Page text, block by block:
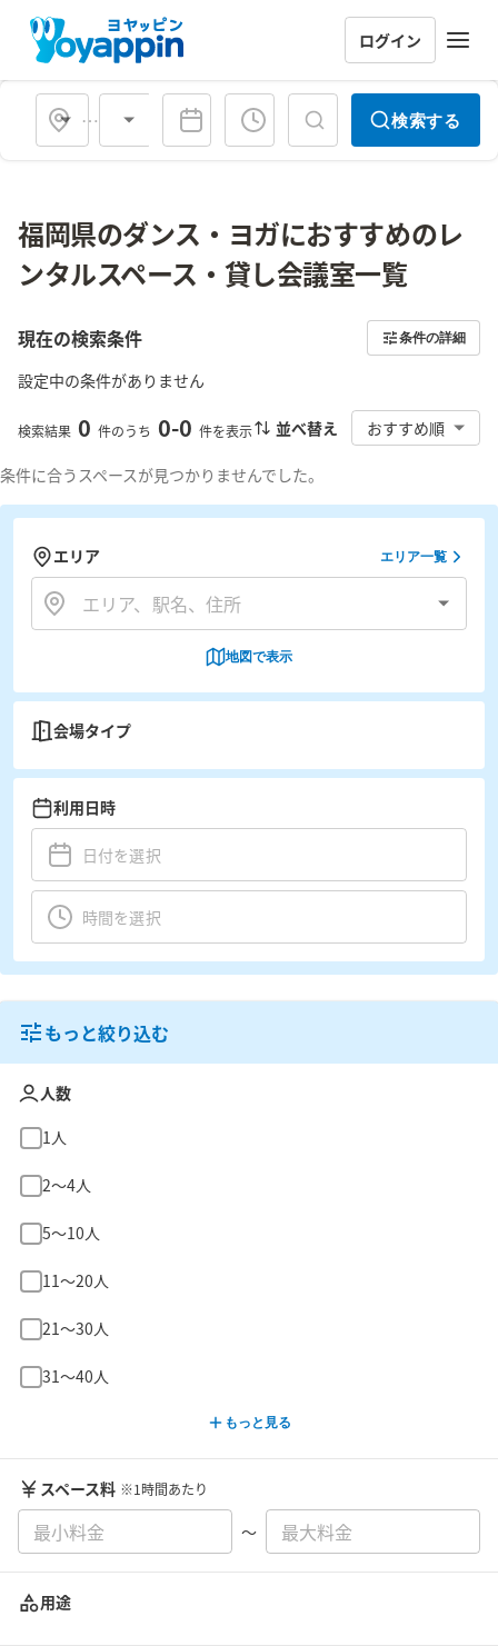
ログイン
会場タイプ 検索する
福岡県のダンス・ヨガにおすすめのレ
ンタルスペース・貸し会議室一覧
現在の検索条件 条件の詳細
設定中の条件がありません
検索結果 0 件のうち 0-0 件を表示 並べ替え おすすめ順
条件に合うスペースが見つかりませんでした。
エリア エリア一覧
地図で表示
会場タイプ
利用日時
もっと絞り込む
人数
1人
2〜4人
5〜10人
11〜20人
21〜30人
31〜40人
もっと見る
スペース料 ※1時間あたり
〜
用途